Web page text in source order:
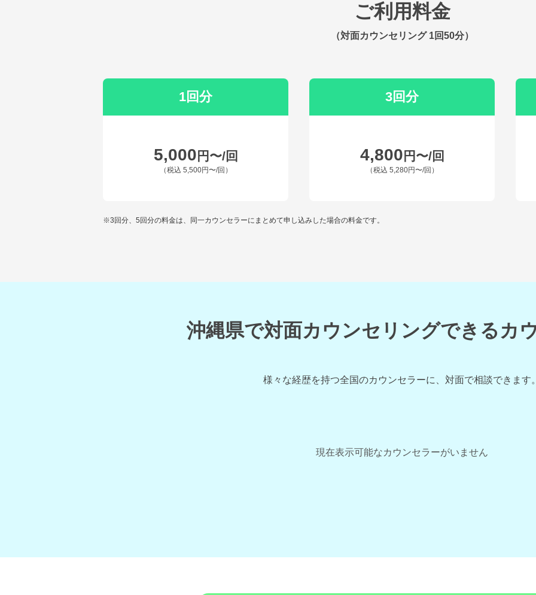
ご利用料金
（対面カウンセリング 1回50分）
1回分
5,000 円〜/回
（税込 5,500円〜/回）
3回分
4,800 円〜/回
（税込 5,280円〜/回）
※3回分、5回分の料金は、同一カウンセラーにまとめて申し込みした場合の料金です。
沖縄県で対面カウンセリングできるカ
様々な経歴を持つ全国のカウンセラーに、対面で相談できます
現在表示可能なカウンセラーがいません